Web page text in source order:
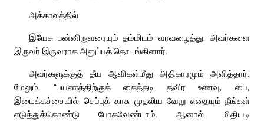
அக்காலத்தில்
இயேசு பன்னிருவரையும் தம்மிடம் வரவழைத்து, அவர்களை
இருவர் இருவராக அனுப்பத் தொடங்கினார்.
அவர்களுக்குத் தீய ஆவிகள்மீது அதிகாரமும் அளித்தார்.
மேலும், “பயணத்திற்குக் கைத்தடி தவிர உணவு, பை,
இடைக்கச்சையில் செப்புக் காசு முதலிய வேறு எதையும் நீங்கள்
எடுத்துக்கொண்டு போகவேண்டாம். ஆனால் மிதியடி